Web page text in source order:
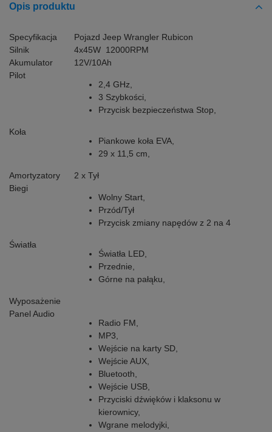
Opis produktu
Specyfikacja
Pojazd Jeep Wrangler Rubicon
Silnik
4x45W 12000RPM
Akumulator
12V/10Ah
Pilot
2,4 GHz,
3 Szybkości,
Przycisk bezpieczeństwa Stop,
Koła
Piankowe koła EVA,
29 x 11,5 cm,
Amortyzatory
2 x Tył
Biegi
Wolny Start,
Przód/Tył
Przycisk zmiany napędów z 2 na 4
Światła
Światła LED,
Przednie,
Górne na pałąku,
Wyposażenie
Panel Audio
Radio FM,
MP3,
Wejście na karty SD,
Wejście AUX,
Bluetooth,
Wejście USB,
Przyciski dźwięków i klaksonu w
kierownicy,
Wgrane melodyjki,